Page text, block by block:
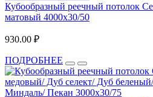
Кубообразный реечный потолок
матовый 4000х30/50
930.00 ₽
ПОДРОБНЕЕ